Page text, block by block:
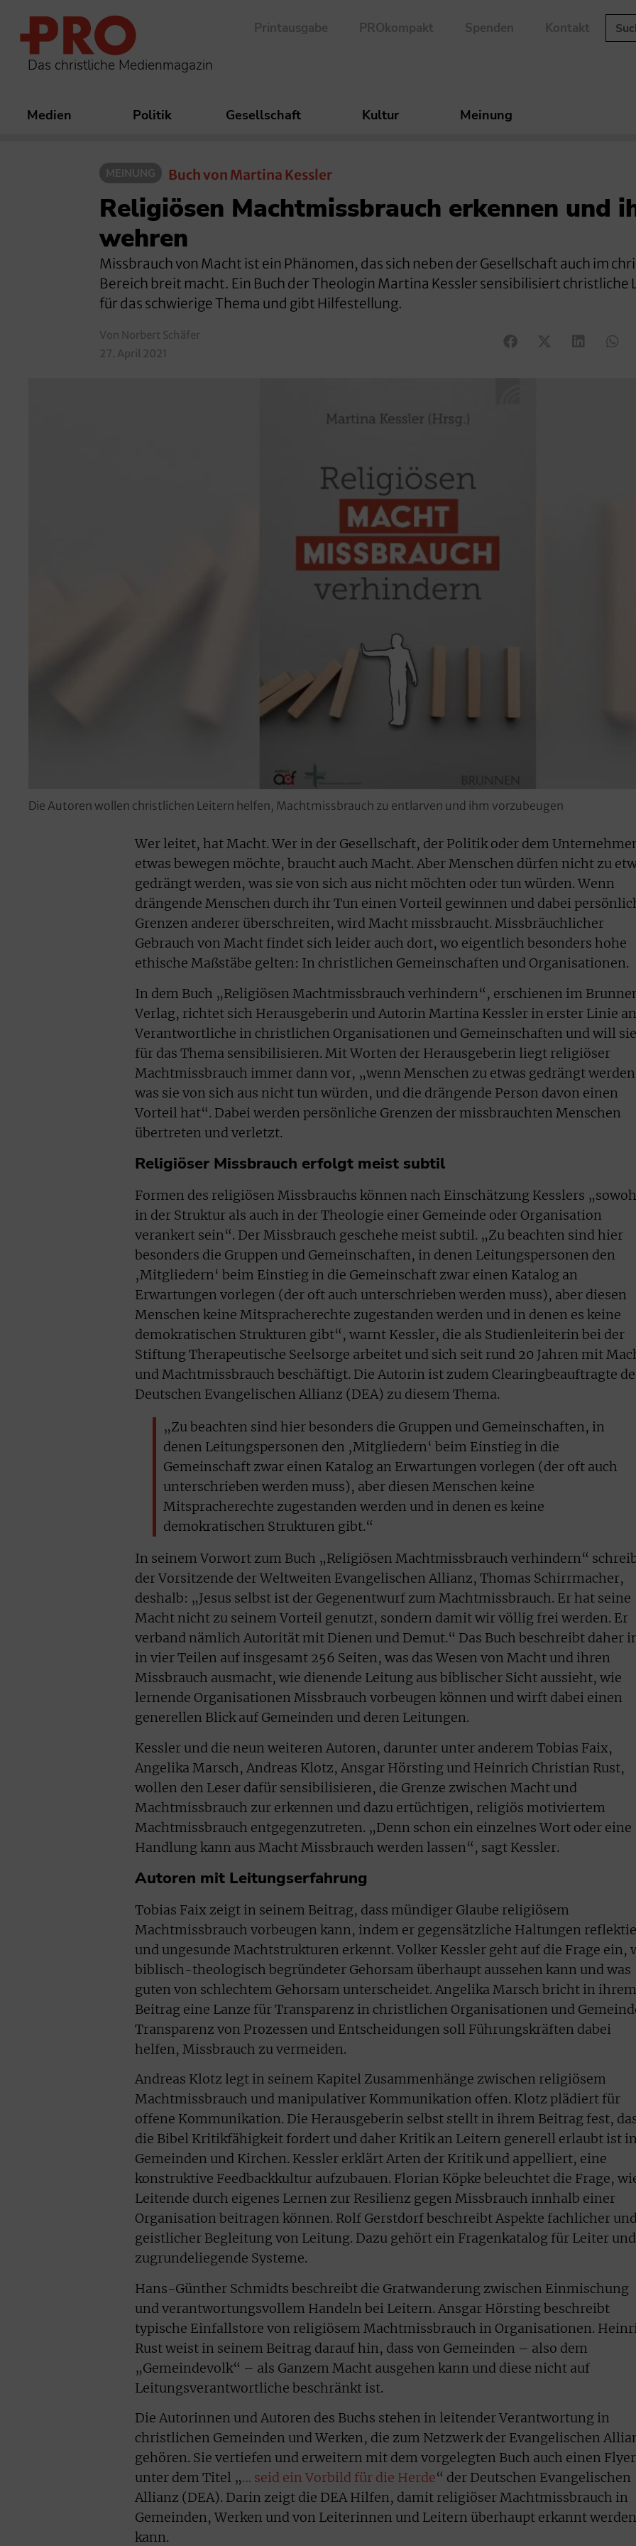
Das christliche Medienmagazin
Printausgabe PROkompakt Spenden Kontakt
Medien Politik Gesellschaft Kultur Meinung
MEINUNG Buch von Martina Kessler
Religiösen Machtmissbrauch erkennen und
wehren
Missbrauch von Macht ist ein Phänomen, das sich neben der Gesellschaft auch im
Bereich breit macht. Ein Buch der Theologin Martina Kessler sensibilisiert christliche
für das schwierige Thema und gibt Hilfestellung.
Von Norbert Schäfer
27. April 2021
Die Autoren wollen christlichen Leitern helfen, Machtmissbrauch zu entlarven und ihm vorzubeugen
Wer leitet, hat Macht. Wer in der Gesellschaft, der Politik oder dem
etwas bewegen möchte, braucht auch Macht. Aber Menschen dürfen nicht zu
gedrängt werden, was sie von sich aus nicht möchten oder tun würden. Wenn
drängende Menschen durch ihr Tun einen Vorteil gewinnen und dabei
Grenzen anderer überschreiten, wird Macht missbraucht. Missbräuchlicher
Gebrauch von Macht findet sich leider auch dort, wo eigentlich besonders hohe
ethische Maßstäbe gelten: In christlichen Gemeinschaften und Organisationen.
In dem Buch „Religiösen Machtmissbrauch verhindern“, erschienen im
Verlag, richtet sich Herausgeberin und Autorin Martina Kessler in erster Linie an
Verantwortliche in christlichen Organisationen und Gemeinschaften und will sie
für das Thema sensibilisieren. Mit Worten der Herausgeberin liegt religiöser
Machtmissbrauch immer dann vor, „wenn Menschen zu etwas gedrängt
was sie von sich aus nicht tun würden, und die drängende Person davon einen
Vorteil hat“. Dabei werden persönliche Grenzen der missbrauchten Menschen
übertreten und verletzt.
Religiöser Missbrauch erfolgt meist subtil
Formen des religiösen Missbrauchs können nach Einschätzung Kesslers
in der Struktur als auch in der Theologie einer Gemeinde oder Organisation
verankert sein“. Der Missbrauch geschehe meist subtil. „Zu beachten sind hier
besonders die Gruppen und Gemeinschaften, in denen Leitungspersonen den
‚Mitgliedern‘ beim Einstieg in die Gemeinschaft zwar einen Katalog an
Erwartungen vorlegen (der oft auch unterschrieben werden muss), aber diesen
Menschen keine Mitspracherechte zugestanden werden und in denen es keine
demokratischen Strukturen gibt“, warnt Kessler, die als Studienleiterin bei der
Stiftung Therapeutische Seelsorge arbeitet und sich seit rund 20 Jahren mit
und Machtmissbrauch beschäftigt. Die Autorin ist zudem Clearingbeauftragte
Deutschen Evangelischen Allianz (DEA) zu diesem Thema.
„Zu beachten sind hier besonders die Gruppen und Gemeinschaften, in
denen Leitungspersonen den ‚Mitgliedern‘ beim Einstieg in die
Gemeinschaft zwar einen Katalog an Erwartungen vorlegen (der oft auch
unterschrieben werden muss), aber diesen Menschen keine
Mitspracherechte zugestanden werden und in denen es keine
demokratischen Strukturen gibt.“
In seinem Vorwort zum Buch „Religiösen Machtmissbrauch verhindern“
der Vorsitzende der Weltweiten Evangelischen Allianz, Thomas Schirrmacher,
deshalb: „Jesus selbst ist der Gegenentwurf zum Machtmissbrauch. Er hat seine
Macht nicht zu seinem Vorteil genutzt, sondern damit wir völlig frei werden. Er
verband nämlich Autorität mit Dienen und Demut.“ Das Buch beschreibt daher
in vier Teilen auf insgesamt 256 Seiten, was das Wesen von Macht und ihren
Missbrauch ausmacht, wie dienende Leitung aus biblischer Sicht aussieht, wie
lernende Organisationen Missbrauch vorbeugen können und wirft dabei einen
generellen Blick auf Gemeinden und deren Leitungen.
Kessler und die neun weiteren Autoren, darunter unter anderem Tobias Faix,
Angelika Marsch, Andreas Klotz, Ansgar Hörsting und Heinrich Christian Rust,
wollen den Leser dafür sensibilisieren, die Grenze zwischen Macht und
Machtmissbrauch zur erkennen und dazu ertüchtigen, religiös motiviertem
Machtmissbrauch entgegenzutreten. „Denn schon ein einzelnes Wort oder eine
Handlung kann aus Macht Missbrauch werden lassen“, sagt Kessler.
Autoren mit Leitungserfahrung
Tobias Faix zeigt in seinem Beitrag, dass mündiger Glaube religiösem
Machtmissbrauch vorbeugen kann, indem er gegensätzliche Haltungen
und ungesunde Machtstrukturen erkennt. Volker Kessler geht auf die Frage ein,
biblisch-theologisch begründeter Gehorsam überhaupt aussehen kann und was
guten von schlechtem Gehorsam unterscheidet. Angelika Marsch bricht in ihrem
Beitrag eine Lanze für Transparenz in christlichen Organisationen und
Transparenz von Prozessen und Entscheidungen soll Führungskräften dabei
helfen, Missbrauch zu vermeiden.
Andreas Klotz legt in seinem Kapitel Zusammenhänge zwischen religiösem
Machtmissbrauch und manipulativer Kommunikation offen. Klotz plädiert für
offene Kommunikation. Die Herausgeberin selbst stellt in ihrem Beitrag fest,
die Bibel Kritikfähigkeit fordert und daher Kritik an Leitern generell erlaubt ist
Gemeinden und Kirchen. Kessler erklärt Arten der Kritik und appelliert, eine
konstruktive Feedbackkultur aufzubauen. Florian Köpke beleuchtet die Frage,
Leitende durch eigenes Lernen zur Resilienz gegen Missbrauch innhalb einer
Organisation beitragen können. Rolf Gerstdorf beschreibt Aspekte fachlicher
geistlicher Begleitung von Leitung. Dazu gehört ein Fragenkatalog für Leiter und
zugrundeliegende Systeme.
Hans-Günther Schmidts beschreibt die Gratwanderung zwischen Einmischung
und verantwortungsvollem Handeln bei Leitern. Ansgar Hörsting beschreibt
typische Einfallstore von religiösem Machtmissbrauch in Organisationen.
Rust weist in seinem Beitrag darauf hin, dass von Gemeinden – also dem
„Gemeindevolk“ – als Ganzem Macht ausgehen kann und diese nicht auf
Leitungsverantwortliche beschränkt ist.
Die Autorinnen und Autoren des Buchs stehen in leitender Verantwortung in
christlichen Gemeinden und Werken, die zum Netzwerk der Evangelischen
gehören. Sie vertiefen und erweitern mit dem vorgelegten Buch auch einen Flyer
unter dem Titel „… seid ein Vorbild für die Herde“ der Deutschen Evangelischen
Allianz (DEA). Darin zeigt die DEA Hilfen, damit religiöser Machtmissbrauch in
Gemeinden, Werken und von Leiterinnen und Leitern überhaupt erkannt werden
kann.